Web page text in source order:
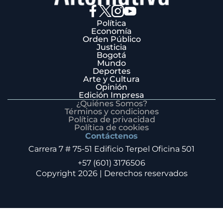
Política
Economía
Orden Público
Justicia
Bogotá
Mundo
Deportes
Arte y Cultura
Opinión
Edición Impresa
¿Quiénes Somos?
Términos y condiciones
Política de privacidad
Política de cookies
Contáctenos
Carrera 7 # 75-51 Edificio Terpel Oficina 501
+57 (601) 3176506
Copyright 2026 | Derechos reservados